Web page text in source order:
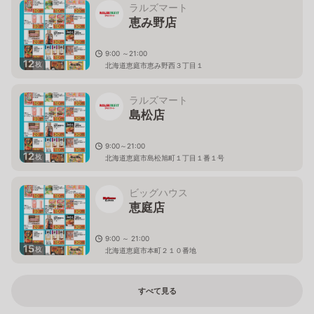
12枚
ラルズマート
恵み野店
9:00 ～21:00
北海道恵庭市恵み野西３丁目１
12枚
ラルズマート
島松店
9:00～21:00
北海道恵庭市島松旭町１丁目１番１号
15枚
ビッグハウス
恵庭店
9:00 ～ 21:00
北海道恵庭市本町２１０番地
すべて見る